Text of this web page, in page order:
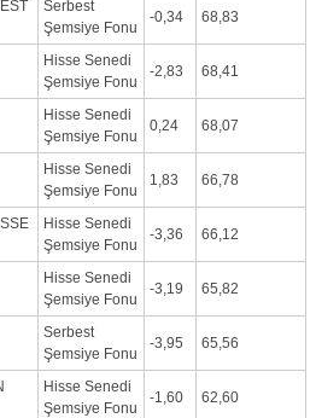
Serbest
Şemsiye Fonu
-0,34 68,83
Hisse Senedi
Şemsiye Fonu
-2,83 68,41
Hisse Senedi
Şemsiye Fonu
0,24 68,07
Hisse Senedi
Şemsiye Fonu
1,83 66,78
Hisse Senedi
Şemsiye Fonu
-3,36 66,12
Hisse Senedi
Şemsiye Fonu
-3,19 65,82
Serbest
Şemsiye Fonu
-3,95 65,56
Hisse Senedi
Şemsiye Fonu
-1,60 62,60